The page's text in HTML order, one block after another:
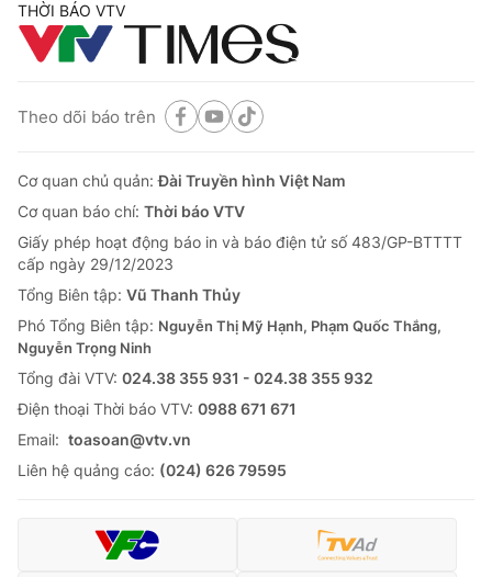
THỜI BÁO VTV
Theo dõi báo trên
Cơ quan chủ quản:Đài Truyền hình Việt Nam
Cơ quan báo chí: Thời báo VTV
Giấy phép hoạt động báo in và báo điện tử số 483/GP-BTTTT
cấp ngày 29/12/2023
Tổng Biên tập: Vũ Thanh Thủy
Phó Tổng Biên tập: Nguyễn Thị Mỹ Hạnh, Phạm Quốc Thắng,
Nguyễn Trọng Ninh
Tổng đài VTV: 024.38 355 931 - 024.38 355 932
Ðiện thoại Thời báo VTV: 0988 671 671
Email: toasoan@vtv.vn
Liên hệ quảng cáo: (024) 626 79595